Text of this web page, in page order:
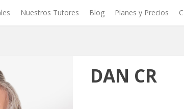
Nuestros Tutores Blog Planes y Precios
DAN CR